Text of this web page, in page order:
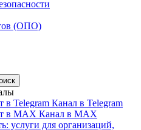
(ОПО)
Канал в Telegram
Канал в MAX